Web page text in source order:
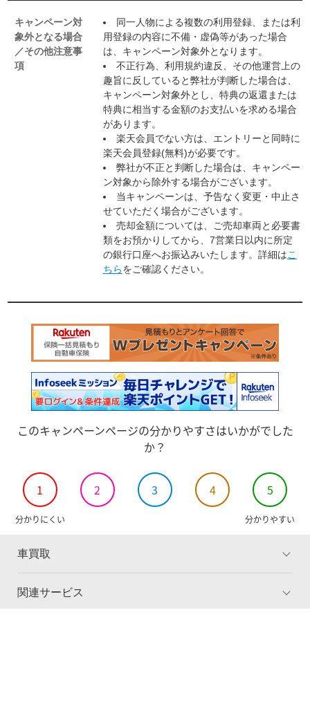
キャンペーン対
象外となる場合
／その他注意事
項
同一人物による複数の利用登録、または利
用登録の内容に不備・虚偽等があった場合
は、キャンペーン対象外となります。
不正行為、利用規約違反、その他運営上の
趣旨に反していると弊社が判断した場合は、
キャンペーン対象外とし、特典の返還または
特典に相当する金額のお支払いを求める場合
があります。
楽天会員でない方は、エントリーと同時に
楽天会員登録(無料)が必要です。
弊社が不正と判断した場合は、キャンペー
ン対象から除外する場合がございます。
当キャンペーンは、予告なく変更・中止さ
せていただく場合がございます。
売却金額については、ご売却車両と必要書
類をお預かりしてから、7営業日以内に所定
の銀行口座へお振込みいたします。詳細はこ
ちらをご確認ください。
このキャンペーンページの分かりやすさはいかがでした
か？
1 2 3 4 5
分かりにくい 分かりやすい
車買取
トップ
関連サービス